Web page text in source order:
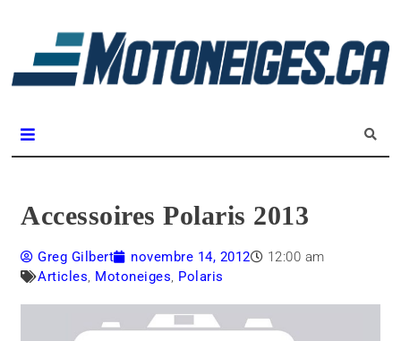
Accessoires Polaris 2013
Greg Gilbert novembre 14, 2012
12:00 am
Articles, Motoneiges, Polaris